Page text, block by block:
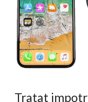
Tratat